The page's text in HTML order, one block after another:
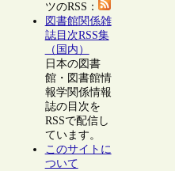
ツのRSS：
図書館関係雑
誌目次RSS集
（国内）
日本の図書
館・図書館情
報学関係情報
誌の目次を
RSSで配信し
ています。
このサイトに
ついて